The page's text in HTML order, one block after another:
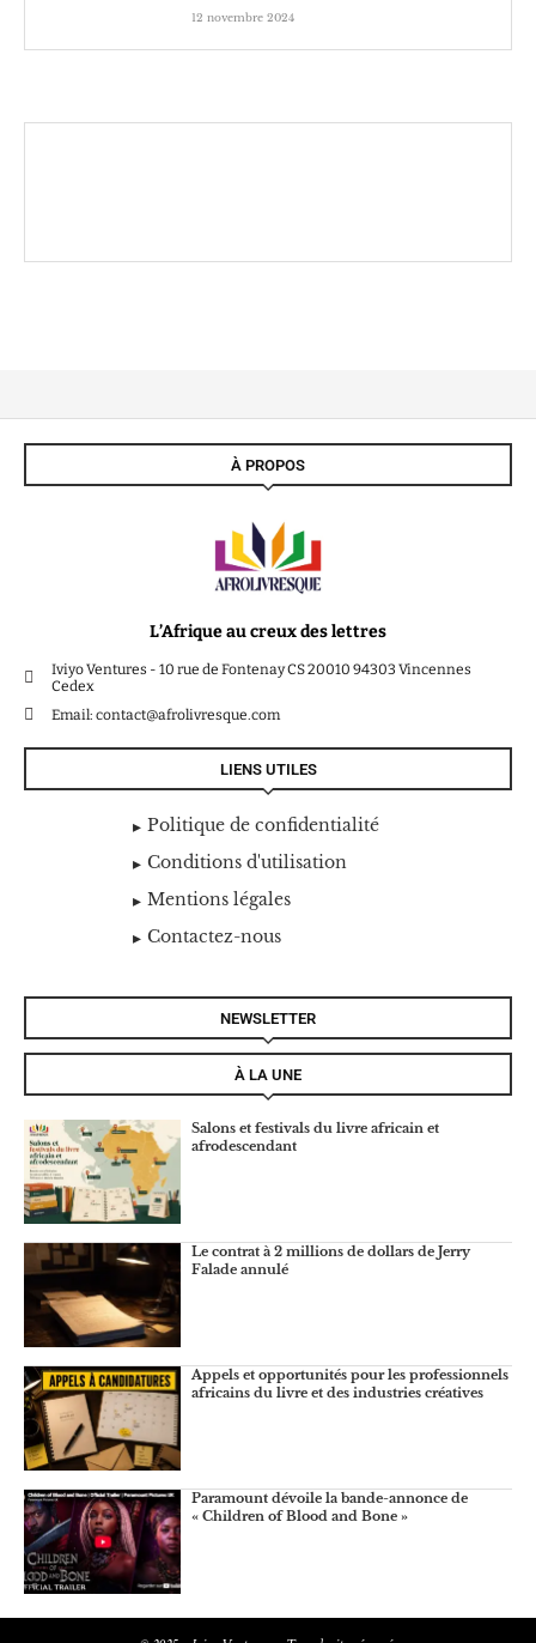
12 novembre 2024
À PROPOS
L’Afrique au creux des lettres
Iviyo Ventures - 10 rue de Fontenay CS 20010 94303 Vincennes
Cedex
Email: contact@afrolivresque.com
LIENS UTILES
Politique de confidentialité
Conditions d'utilisation
Mentions légales
Contactez-nous
NEWSLETTER
À LA UNE
Salons et festivals du livre africain et
afrodescendant
Le contrat à 2 millions de dollars de Jerry
Falade annulé
Appels et opportunités pour les professionnels
africains du livre et des industries créatives
Paramount dévoile la bande-annonce de
« Children of Blood and Bone »